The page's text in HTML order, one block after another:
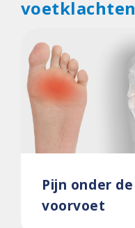
voetklachten
Pijn onder de
voorvoet